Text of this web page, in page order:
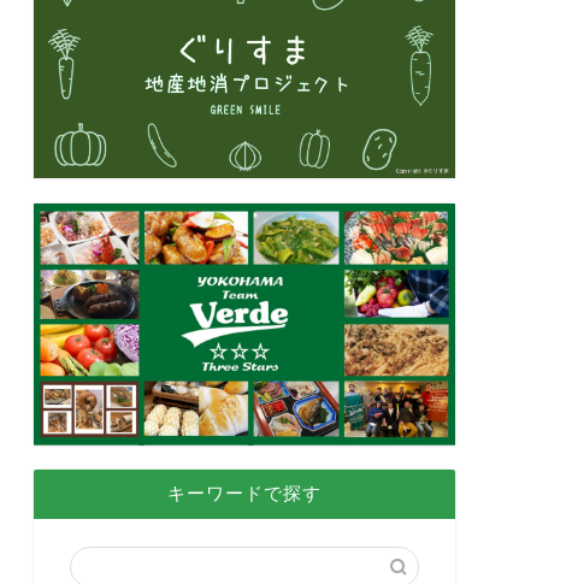
キーワードで探す